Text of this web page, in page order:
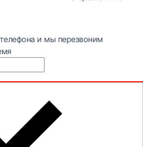
и мы перезвоним